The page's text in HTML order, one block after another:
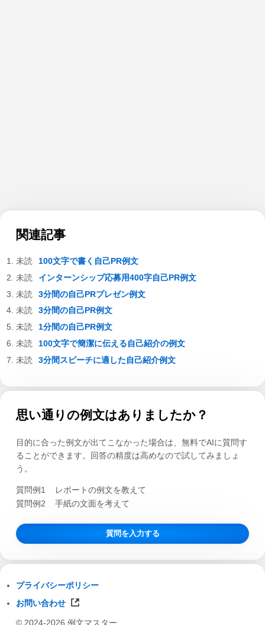
関連記事
100文字で書く自己PR例文
インターンシップ応募用400字自己PR例文
3分間の自己PRプレゼン例文
3分間の自己PR例文
1分間の自己PR例文
100文字で簡潔に伝える自己紹介の例文
3分間スピーチに適した自己紹介例文
思い通りの例文はありましたか？
目的に合った例文が出てこなかった場合は、無料でAIに質問す
ることができます。回答の精度は高めなので試してみましょ
う。
質問例1
レポートの例文を教えて
質問例2
手紙の文面を考えて
質問を入力する
プライバシーポリシー
お問い合わせ
© 2024-2026 例文マスター